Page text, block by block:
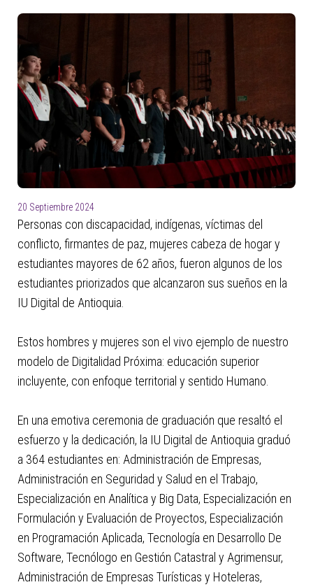
navigate
content.
20 Septiembre 2024
Personas con discapacidad, indígenas, víctimas del
conflicto, firmantes de paz, mujeres cabeza de hogar y
estudiantes mayores de 62 años, fueron algunos de los
estudiantes priorizados que alcanzaron sus sueños en la
IU Digital de Antioquia.
Estos hombres y mujeres son el vivo ejemplo de nuestro
modelo de Digitalidad Próxima: educación superior
incluyente, con enfoque territorial y sentido Humano.
En una emotiva ceremonia de graduación que resaltó el
esfuerzo y la dedicación, la IU Digital de Antioquia graduó
a 364 estudiantes en: Administración de Empresas,
Administración en Seguridad y Salud en el Trabajo,
Especialización en Analítica y Big Data, Especialización en
Formulación y Evaluación de Proyectos, Especialización
en Programación Aplicada, Tecnología en Desarrollo De
Software, Tecnólogo en Gestión Catastral y Agrimensur,
Administración de Empresas Turísticas y Hoteleras,